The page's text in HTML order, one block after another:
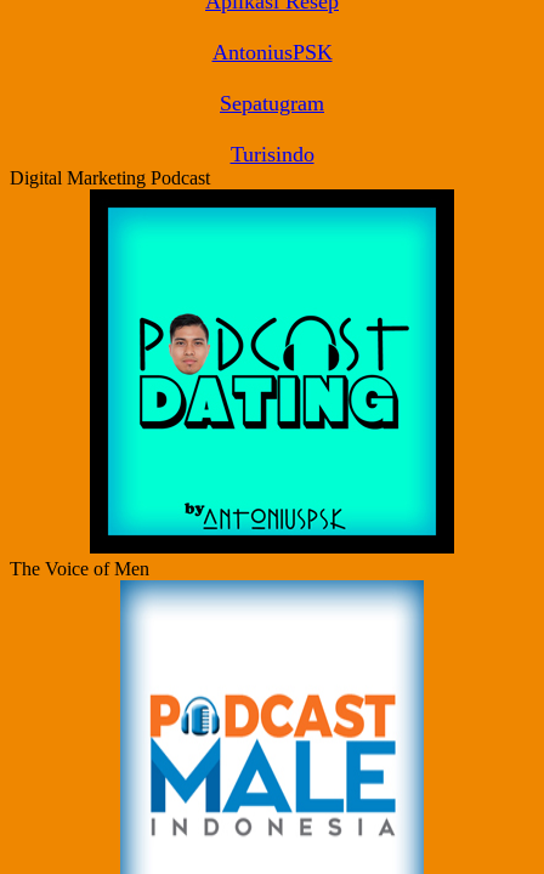
AntoniusPSK
Sepatugram
Turisindo
Digital Marketing Podcast
The Voice of Men